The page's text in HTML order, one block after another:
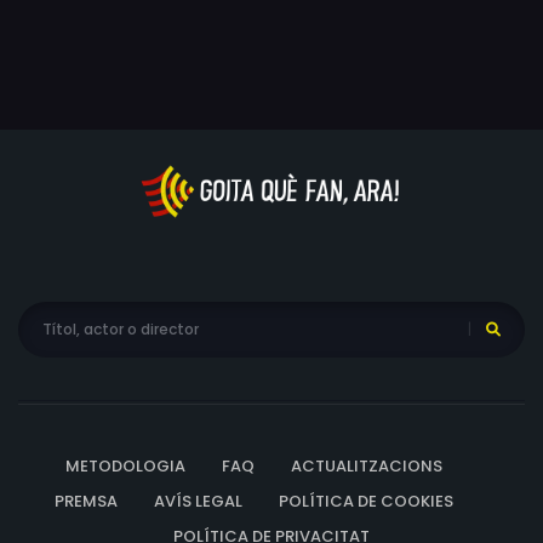
METODOLOGIA FAQ
ACTUALITZACIONS
PREMSA
AVÍS LEGAL
POLÍTICA DE COOKIES
POLÍTICA DE PRIVACITAT